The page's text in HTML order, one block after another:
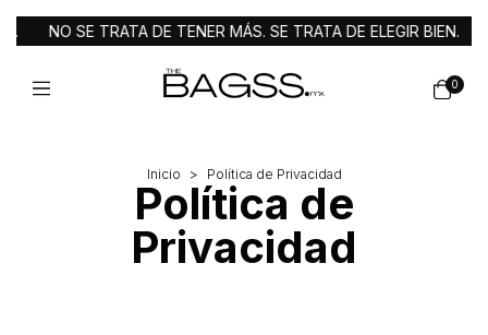
NO SE TRATA DE TENER MÁS. SE TRATA DE ELEGIR BIEN.
0
Inicio > Política de Privacidad
Política de
Privacidad